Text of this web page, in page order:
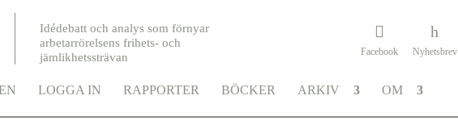
Idédebatt och analys som förnyar
arbetarrörelsens frihets- och
jämlikhetssträvan
Facebook Nyhetsbrev
LOGGA IN RAPPORTER BÖCKER ARKIV OM